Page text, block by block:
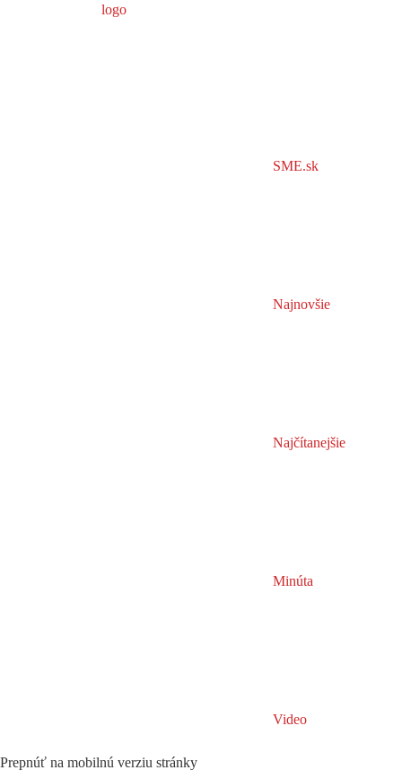
SME.sk
Najnovšie
Najčítanejšie
Minúta
Video
Prepnúť na mobilnú verziu stránky